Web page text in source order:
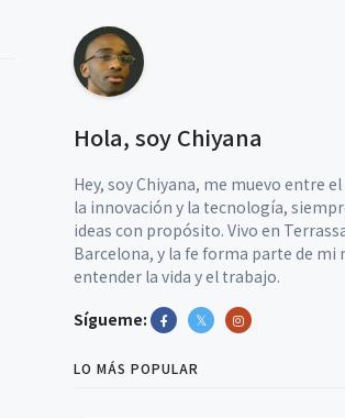
Hola, soy Chiyana
Hey, soy Chiyana, me muevo entre
la innovación y la tecnología,
ideas con propósito. Vivo en
Barcelona, y la fe forma parte de mi
entender la vida y el trabajo.
Sígueme:
LO MÁS POPULAR